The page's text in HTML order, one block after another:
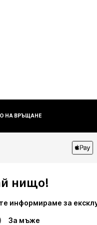
НА ВРЪЩАНЕ
нищо!
информираме за
За мъже